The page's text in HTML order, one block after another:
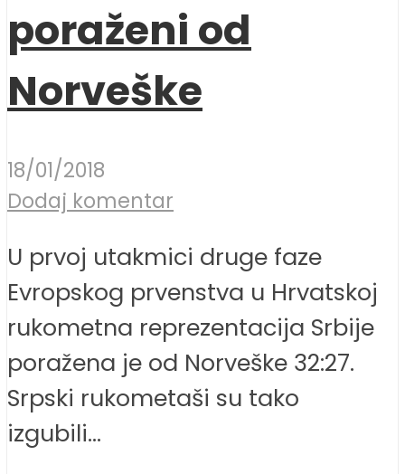
poraženi od
Norveške
18/01/2018
Dodaj komentar
U prvoj utakmici druge faze
Evropskog prvenstva u Hrvatskoj
rukometna reprezentacija Srbije
poražena je od Norveške 32:27.
Srpski rukometaši su tako
izgubili...